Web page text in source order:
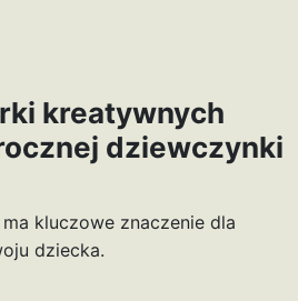
kreatywnych
dziewczynki
kluczowe znaczenie dla
dziecka.